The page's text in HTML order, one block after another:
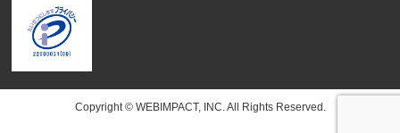
Copyright © WEBIMPACT, INC. All Rights Reserved.